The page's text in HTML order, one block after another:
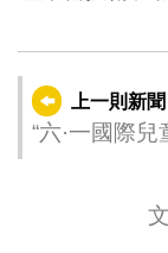
上一則新聞
“六·一國際